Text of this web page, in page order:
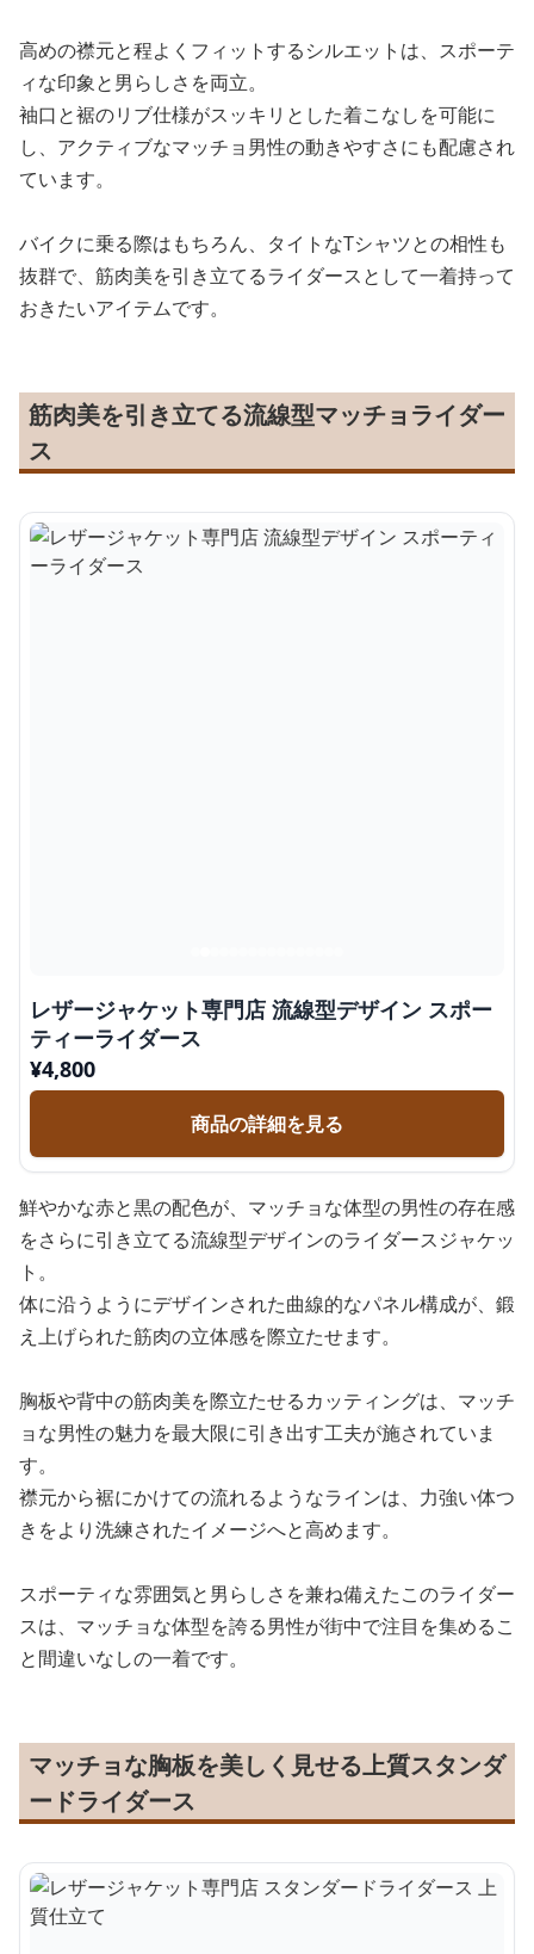
高めの襟元と程よくフィットするシルエットは、スポーテ
ィな印象と男らしさを両立。
袖口と裾のリブ仕様がスッキリとした着こなしを可能に
し、アクティブなマッチョ男性の動きやすさにも配慮され
ています。
バイクに乗る際はもちろん、タイトなTシャツとの相性も
抜群で、筋肉美を引き立てるライダースとして一着持って
おきたいアイテムです。
筋肉美を引き立てる流線型マッチョライダー
ス
レザージャケット専門店 流線型デザイン スポー
ティーライダース
¥4,800
商品の詳細を見る
鮮やかな赤と黒の配色が、マッチョな体型の男性の存在感
をさらに引き立てる流線型デザインのライダースジャケッ
ト。
体に沿うようにデザインされた曲線的なパネル構成が、鍛
え上げられた筋肉の立体感を際立たせます。
胸板や背中の筋肉美を際立たせるカッティングは、マッチ
ョな男性の魅力を最大限に引き出す工夫が施されていま
す。
襟元から裾にかけての流れるようなラインは、力強い体つ
きをより洗練されたイメージへと高めます。
スポーティな雰囲気と男らしさを兼ね備えたこのライダー
スは、マッチョな体型を誇る男性が街中で注目を集めるこ
と間違いなしの一着です。
マッチョな胸板を美しく見せる上質スタンダ
ードライダース